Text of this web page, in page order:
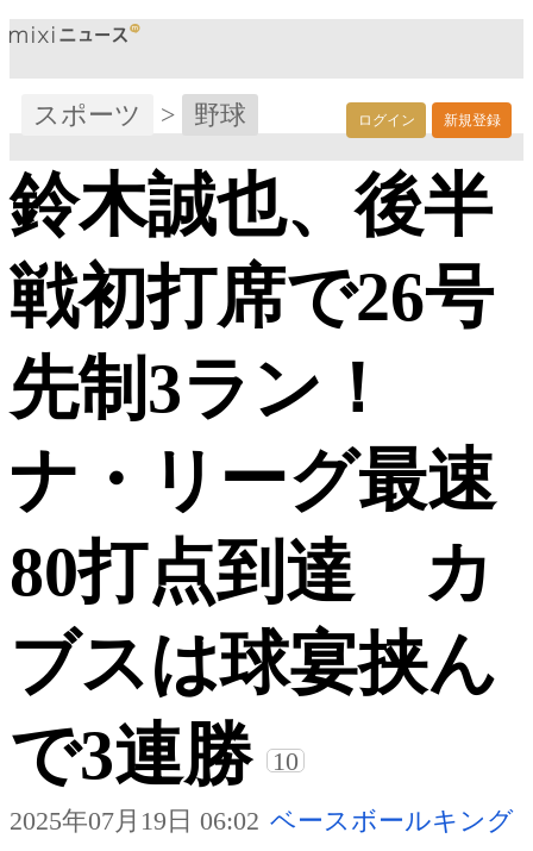
ログイン 新規登録
スポーツ > 野球
鈴木誠也、後半
戦初打席で26号
先制3ラン！
ナ・リーグ最速
80打点到達 カ
ブスは球宴挟ん
で3連勝
10
2025年07月19日 06:02 ベースボールキング